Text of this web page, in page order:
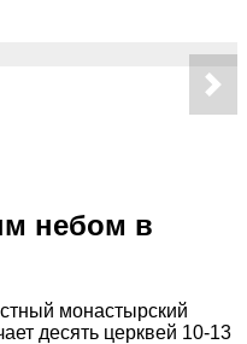
небом в
монастырский
десять церквей 10-13